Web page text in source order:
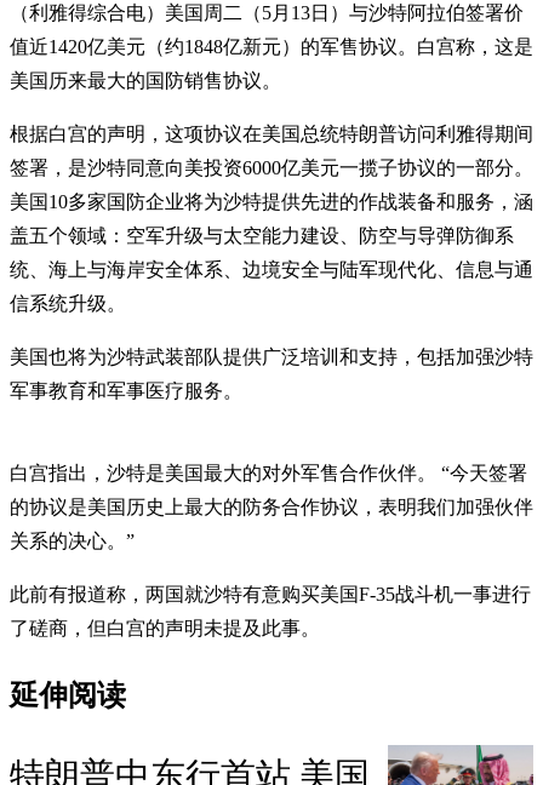
（利雅得综合电）美国周二（5月13日）与沙特阿拉伯签署价
值近1420亿美元（约1848亿新元）的军售协议。白宫称，这是
美国历来最大的国防销售协议。
根据白宫的声明，这项协议在美国总统特朗普访问利雅得期间
签署，是沙特同意向美投资6000亿美元一揽子协议的一部分。
美国10多家国防企业将为沙特提供先进的作战装备和服务，涵
盖五个领域：空军升级与太空能力建设、防空与导弹防御系
统、海上与海岸安全体系、边境安全与陆军现代化、信息与通
信系统升级。
美国也将为沙特武装部队提供广泛培训和支持，包括加强沙特
军事教育和军事医疗服务。
白宫指出，沙特是美国最大的对外军售合作伙伴。 “今天签署
的协议是美国历史上最大的防务合作协议，表明我们加强伙伴
关系的决心。”
此前有报道称，两国就沙特有意购买美国F-35战斗机一事进行
了磋商，但白宫的声明未提及此事。
延伸阅读
特朗普中东行首站 美国